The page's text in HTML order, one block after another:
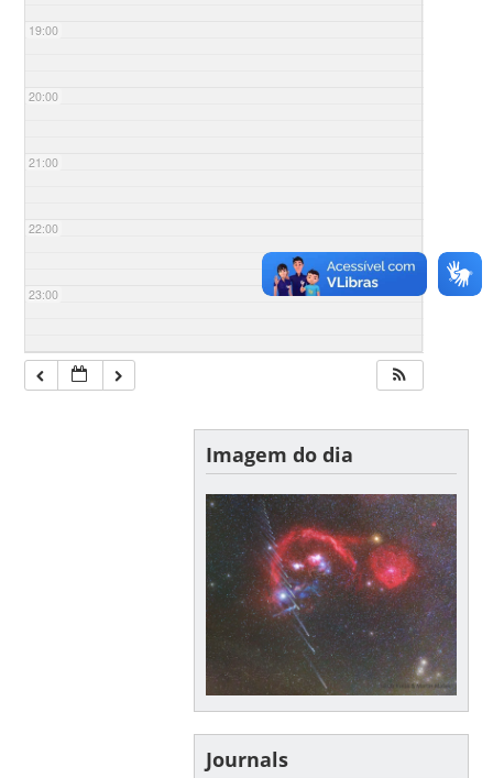
19:00
20:00
21:00
22:00
23:00
Imagem do dia
Journals